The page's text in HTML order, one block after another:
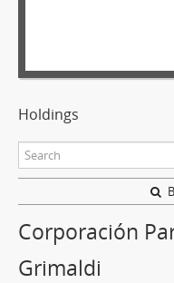
Holdings
Corporación
Grimaldi